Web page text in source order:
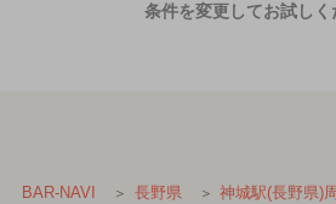
条件を変更してお試しく
BAR-NAVI 長野県 神城駅(長野県)